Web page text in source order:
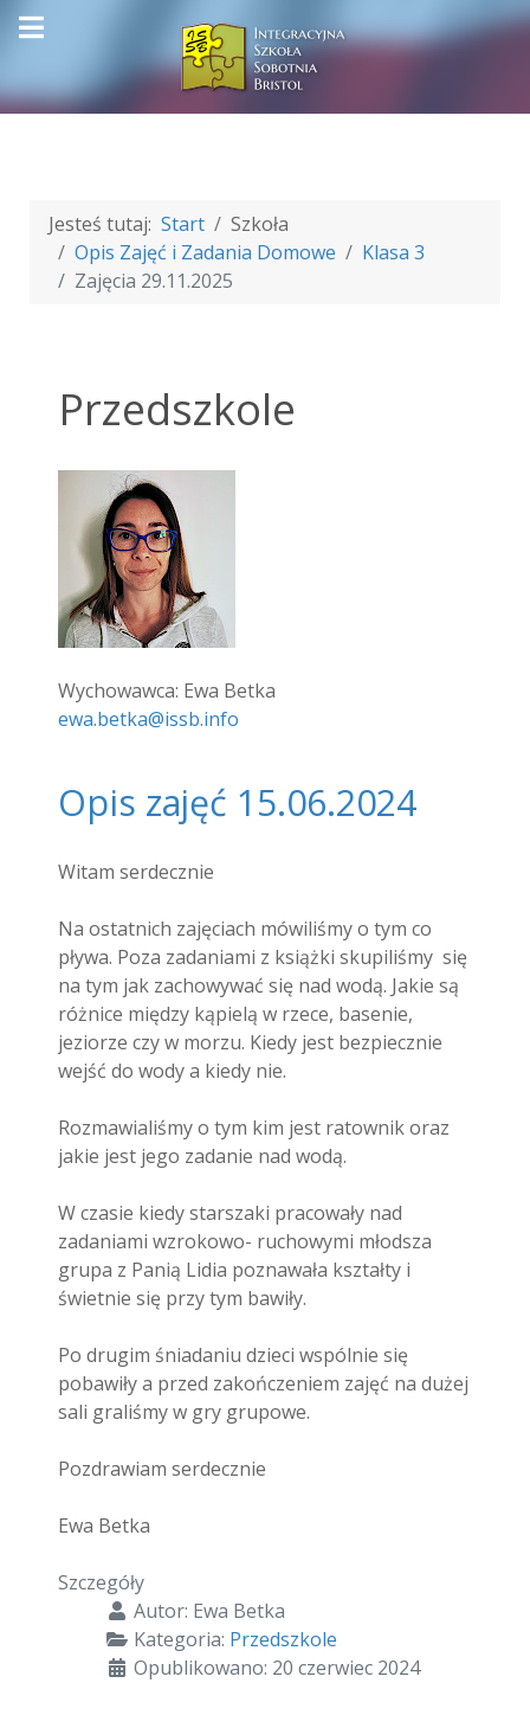
Jesteś tutaj: Start
Szkoła
Opis Zajęć i Zadania Domowe
Klasa 3
Zajęcia 29.11.2025
Przedszkole
Wychowawca: Ewa Betka
ewa.betka@issb.info
Opis zajęć 15.06.2024
Witam serdecznie
Na ostatnich zajęciach mówiliśmy o tym co
pływa. Poza zadaniami z książki skupiliśmy się
na tym jak zachowywać się nad wodą. Jakie są
różnice między kąpielą w rzece, basenie,
jeziorze czy w morzu. Kiedy jest bezpiecznie
wejść do wody a kiedy nie.
Rozmawialiśmy o tym kim jest ratownik oraz
jakie jest jego zadanie nad wodą.
W czasie kiedy starszaki pracowały nad
zadaniami wzrokowo- ruchowymi młodsza
grupa z Panią Lidia poznawała kształty i
świetnie się przy tym bawiły.
Po drugim śniadaniu dzieci wspólnie się
pobawiły a przed zakończeniem zajęć na dużej
sali graliśmy w gry grupowe.
Pozdrawiam serdecznie
Ewa Betka
Szczegóły
Autor: Ewa Betka
Kategoria: Przedszkole
Opublikowano: 20 czerwiec 2024